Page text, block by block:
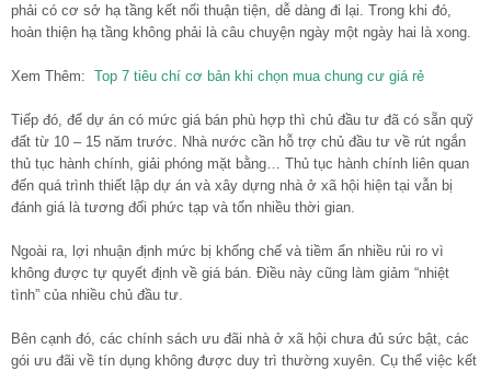
phải có cơ sở hạ tầng kết nối thuận tiện, dễ dàng đi lại. Trong khi đó,
hoàn thiện hạ tầng không phải là câu chuyện ngày một ngày hai là xong.
Xem Thêm: Top 7 tiêu chí cơ bản khi chọn mua chung cư giá rẻ
Tiếp đó, để dự án có mức giá bán phù hợp thì chủ đầu tư đã có sẵn quỹ
đất từ 10 – 15 năm trước. Nhà nước cần hỗ trợ chủ đầu tư về rút ngắn
thủ tục hành chính, giải phóng mặt bằng… Thủ tục hành chính liên quan
đến quá trình thiết lập dự án và xây dựng nhà ở xã hội hiện tại vẫn bị
đánh giá là tương đối phức tạp và tốn nhiều thời gian.
Ngoài ra, lợi nhuận định mức bị khống chế và tiềm ẩn nhiều rủi ro vì
không được tự quyết định về giá bán. Điều này cũng làm giảm “nhiệt
tình” của nhiều chủ đầu tư.
Bên cạnh đó, các chính sách ưu đãi nhà ở xã hội chưa đủ sức bật, các
gói ưu đãi về tín dụng không được duy trì thường xuyên. Cụ thể việc kết